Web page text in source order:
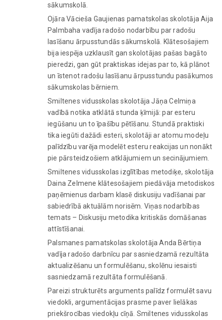
sākumskolā.
Ojāra Vācieša Gaujienas pamatskolas skolotāja Aija
Palmbaha vadīja radošo nodarbību par radošu
lasīšanu ārpusstundās sākumskolā. Klātesošajiem
bija iespēja uzklausīt gan skolotājas pašas bagāto
pieredzi, gan gūt praktiskas idejas par to, kā plānot
un īstenot radošu lasīšanu ārpusstundu pasākumos
sākumskolas bērniem.
Smiltenes vidusskolas skolotāja Jāņa Celmiņa
vadībā notika atklātā stunda ķīmijā: par esteru
iegūšanu un to īpašību pētīšanu. Stundā praktiski
tika iegūti dažādi esteri, skolotāji ar atomu modeļu
palīdzību varēja modelēt esteru reakcijas un nonākt
pie pārsteidzošiem atklājumiem un secinājumiem.
Smiltenes vidusskolas izglītības metodiķe, skolotāja
Daina Zelmene klātesošajiem piedāvāja metodiskos
paņēmienus darbam klasē diskusiju vadīšanai par
sabiedrībā aktuālām norisēm. Viņas nodarbības
temats – Diskusiju metodika kritiskās domāšanas
attīstīšanai.
Palsmanes pamatskolas skolotāja Anda Bērtiņa
vadīja radošo darbnīcu par sasniedzamā rezultāta
aktualizēšanu un formulēšanu, skolēnu iesaisti
sasniedzamā rezultāta formulēšanā.
Pareizi strukturēts arguments palīdz formulēt savu
viedokli, argumentācijas prasme paver lielākas
priekšrocības viedokļu cīņā. Smiltenes vidusskolas